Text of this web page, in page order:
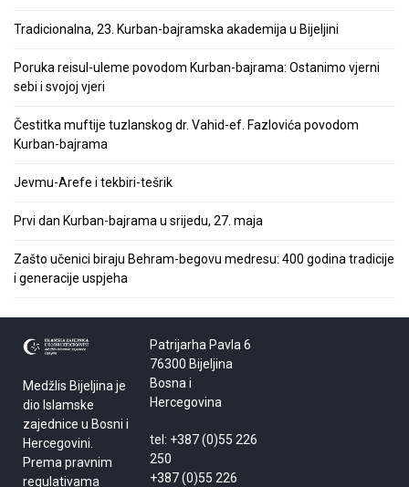
Tradicionalna, 23. Kurban-bajramska akademija u Bijeljini
Poruka reisul-uleme povodom Kurban-bajrama: Ostanimo vjerni
sebi i svojoj vjeri
Čestitka muftije tuzlanskog dr. Vahid-ef. Fazlovića povodom
Kurban-bajrama
Jevmu-Arefe i tekbiri-tešrik
Prvi dan Kurban-bajrama u srijedu, 27. maja
Zašto učenici biraju Behram-begovu medresu: 400 godina tradicije
i generacije uspjeha
Medžlis Bijeljina je
dio Islamske
zajednice u Bosni i
Hercegovini.
Prema pravnim
regulativama
Patrijarha Pavla 6
76300 Bijeljina
Bosna i
Hercegovina
tel: +387 (0)55 226
250
+387 (0)55 226